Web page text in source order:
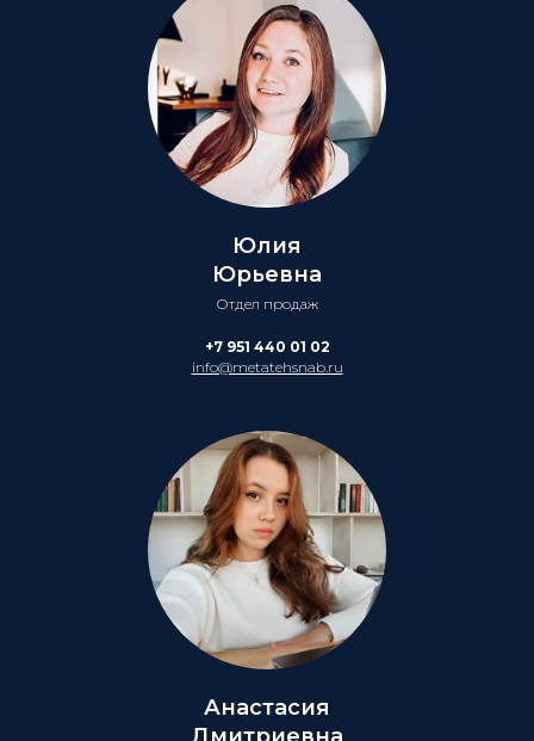
Юлия
Юрьевна
Отдел продаж
+7 951 440 01 02
info@metatehsnab.ru
Анастасия